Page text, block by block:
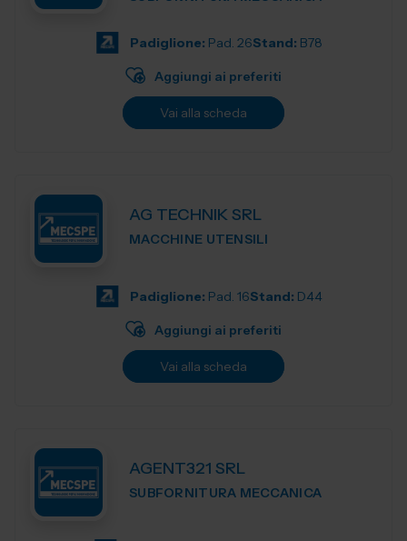
Padiglione: Pad. 26Stand: B78
Aggiungi ai preferiti
Vai alla scheda
AG TECHNIK SRL
MACCHINE UTENSILI
Padiglione: Pad. 16Stand: D44
Aggiungi ai preferiti
Vai alla scheda
AGENT321 SRL
SUBFORNITURA MECCANICA